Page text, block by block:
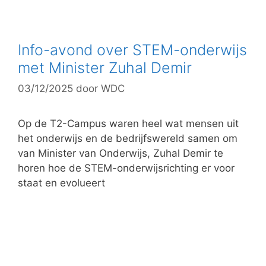
g
r
i
ë
n
Info-avond over STEM-onderwijs
met Minister Zuhal Demir
03/12/2025 door WDC
Op de T2-Campus waren heel wat mensen uit
het onderwijs en de bedrijfswereld samen om
van Minister van Onderwijs, Zuhal Demir te
horen hoe de STEM-onderwijsrichting er voor
staat en evolueert